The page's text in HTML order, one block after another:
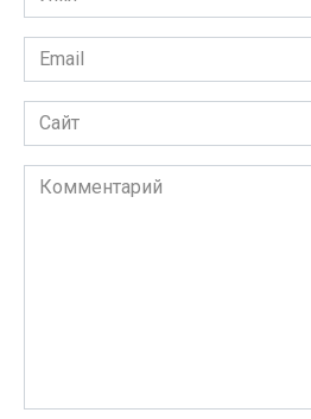
Email
Сайт
Комментарий